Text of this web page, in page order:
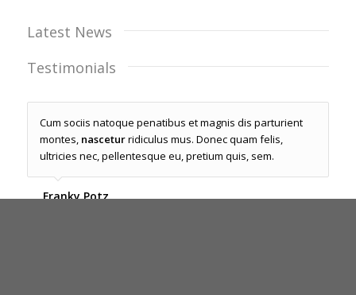
Latest News
Testimonials
Cum sociis natoque penatibus et magnis dis parturient
montes, nasceturridiculus mus. Donec quam felis,
ultricies nec, pellentesque eu, pretium quis, sem.
Franky Potz